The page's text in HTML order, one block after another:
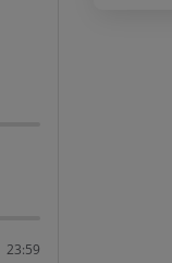
23:59